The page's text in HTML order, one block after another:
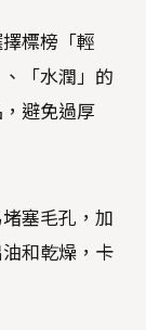
標榜「輕
「水潤」的
避免過厚
塞毛孔，加
和乾燥，卡